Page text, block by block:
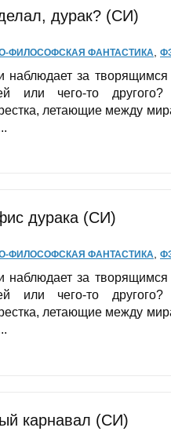
дурак? (СИ)
ФИЛОСОФСКАЯ ФАНТАСТИКА
наблюдает за
или чего-то
летающие между
дурака (СИ)
ФИЛОСОФСКАЯ ФАНТАСТИКА,
наблюдает за
или чего-то
летающие между
карнавал (СИ)